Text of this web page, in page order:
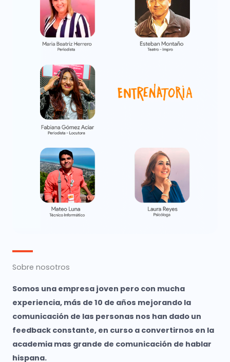
Sobre nosotros
Somos una empresa joven pero con mucha
experiencia, más de 10 de años mejorando la
comunicación de las personas nos han dado un
feedback constante, en curso a convertirnos en la
academia mas grande de comunicación de hablar
hispana.